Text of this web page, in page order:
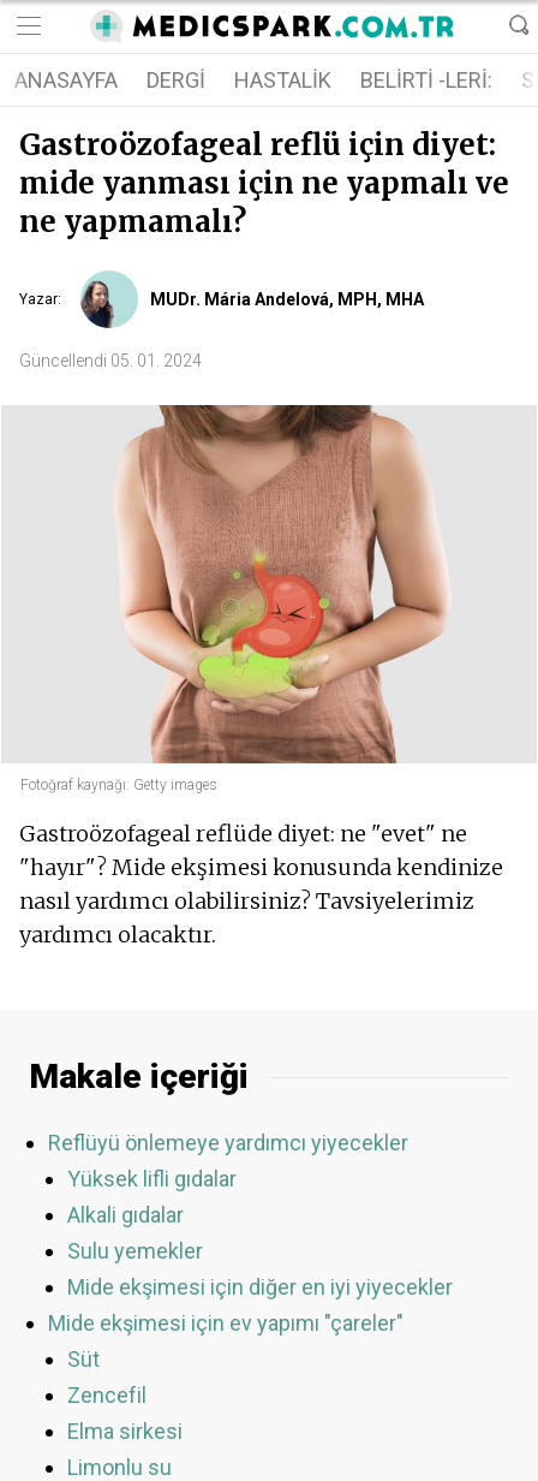
ANASAYFA DERGI HASTALIK BELIRTI -LERI:
Gastroözofageal reflü için diyet:
mide yanması için ne yapmalı ve
ne yapmamalı?
Yazar: MUDr. Mária Andelová, MPH, MHA
Güncellendi 05. 01. 2024
Fotoğraf kaynağı: Getty images
Gastroözofageal reflüde diyet: ne "evet" ne
"hayır"? Mide ekşimesi konusunda kendinize
nasıl yardımcı olabilirsiniz? Tavsiyelerimiz
yardımcı olacaktır.
Makale içeriği
Reflüyü önlemeye yardımcı yiyecekler
Yüksek lifli gıdalar
Alkali gıdalar
Sulu yemekler
Mide ekşimesi için diğer en iyi yiyecekler
Mide ekşimesi için ev yapımı "çareler"
Süt
Zencefil
Elma sirkesi
Limonlu su